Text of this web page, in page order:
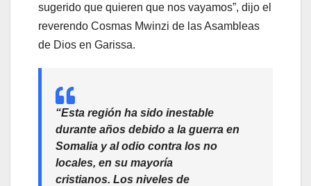
sugerido que quieren que nos vayamos”, dijo el
reverendo Cosmas Mwinzi de las Asambleas
de Dios en Garissa.
“Esta región ha sido inestable
durante años debido a la guerra en
Somalia y al odio contra los no
locales, en su mayoría
cristianos. Los niveles de